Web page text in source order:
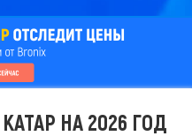
НА 2026 ГОД